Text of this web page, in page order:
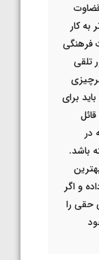
به کار
فرهنگی
تلقی
برای
در
باشد.
و اگر
حقی را